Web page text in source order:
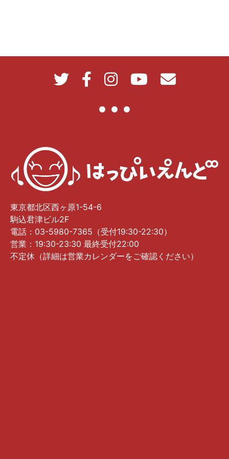
東京都北区西ヶ原1-54-6
駒込君津ビル2F
電話：03-5980-7365（受付19:30-22:30）
営業：19:30-23:30 最終受付22:00
不定休（詳細は営業カレンダーをご確認ください）